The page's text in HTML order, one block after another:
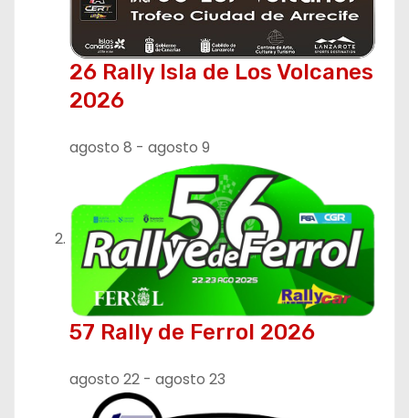
26 Rally Isla de Los Volcanes
2026
agosto 8 - agosto 9
57 Rally de Ferrol 2026
agosto 22 - agosto 23